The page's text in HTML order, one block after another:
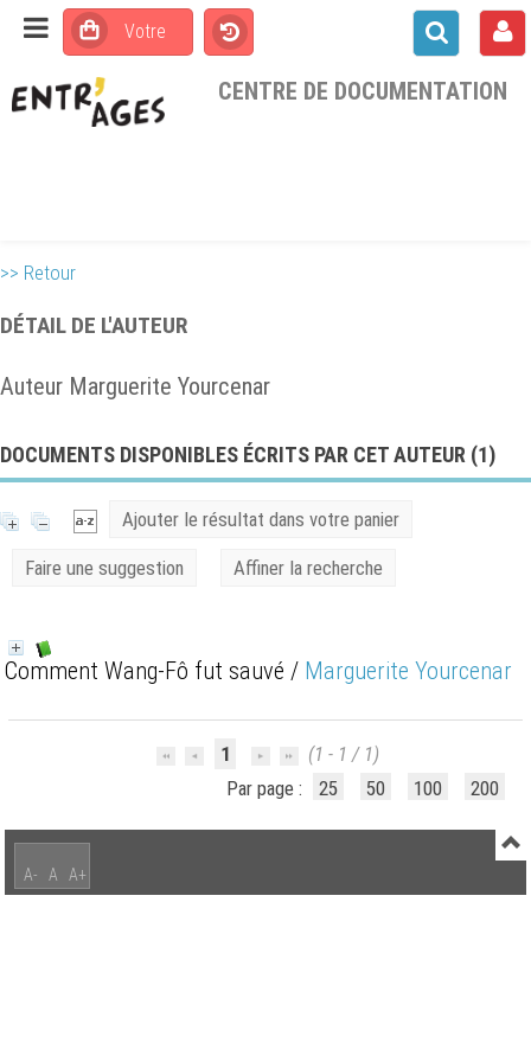
CENTRE DE DOCUMENTATION
>> Retour
DÉTAIL DE L'AUTEUR
Auteur Marguerite Yourcenar
DOCUMENTS DISPONIBLES ÉCRITS PAR CET AUTEUR (1)
Ajouter le résultat dans votre panier
Faire une suggestion Affiner la recherche
Comment Wang-Fô fut sauvé / Marguerite Yourcenar
1
(1 - 1 / 1)
Par page :
25 50 100 200
A- A A+